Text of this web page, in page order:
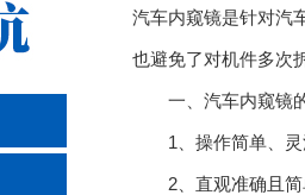
汽车内窥镜是针对汽
也避免了对机件多次
一、汽车内窥镜
1、操作简单、灵活
2、直观准确且简